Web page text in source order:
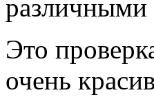
различными
Это
очень